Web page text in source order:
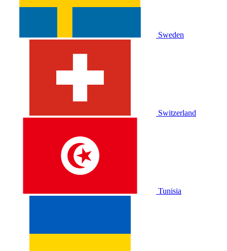
Sweden
Switzerland
Tunisia